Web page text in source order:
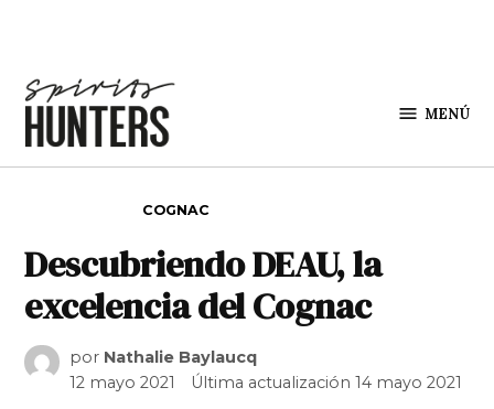
MENÚ
COGNAC
Descubriendo DEAU, la
excelencia del Cognac
por Nathalie Baylaucq
12 mayo 2021
Última actualización14 mayo 2021